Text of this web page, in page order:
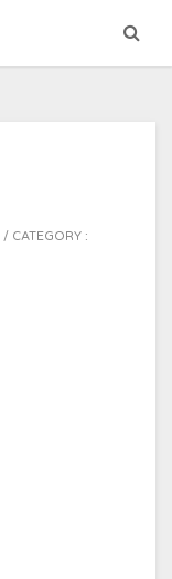
CATEGORY :